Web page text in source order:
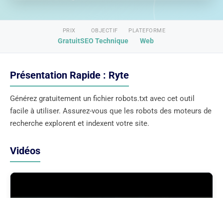
PRIX
Gratuit
OBJECTIF
SEO Technique
PLATEFORME
Web
Présentation Rapide : Ryte
Générez gratuitement un fichier robots.txt avec cet outil
facile à utiliser. Assurez-vous que les robots des moteurs de
recherche explorent et indexent votre site.
Vidéos